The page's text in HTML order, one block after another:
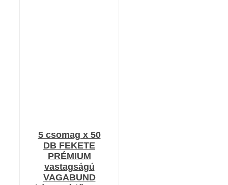
5 csomag x 50
DB FEKETE
PRÉMIUM
vastagságú
VAGABUND